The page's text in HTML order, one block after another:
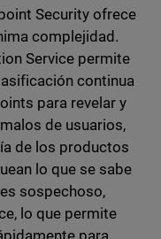
Security ofrece
complejidad.
Service permite
continua
para revelar y
de usuarios,
de los productos
lo que se sabe
sospechoso,
lo que permite
para